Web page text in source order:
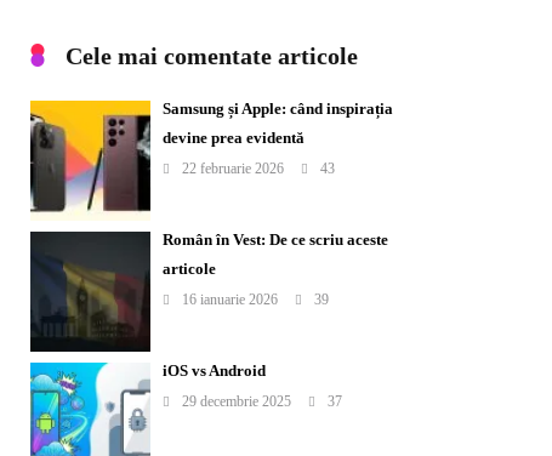
Cele mai comentate articole
Samsung și Apple: când inspirația
devine prea evidentă
22 februarie 2026 43
Român în Vest: De ce scriu aceste
articole
16 ianuarie 2026 39
iOS vs Android
29 decembrie 2025 37